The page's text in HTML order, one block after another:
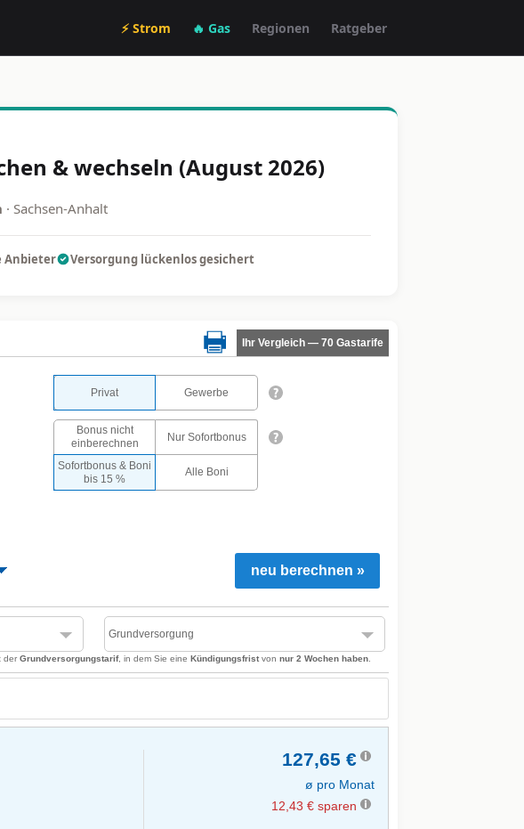
⚡ Strom 🔥 Gas Regionen Ratgeber
& wechseln (August 2026)
· Sachsen-Anhalt
Anbieter Versorgung lückenlos gesichert